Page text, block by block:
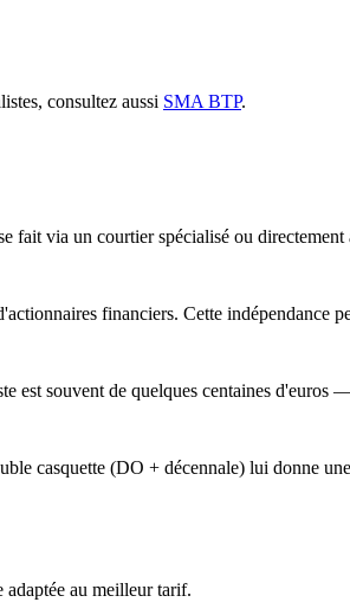
consultez aussi SMA BTP.
fait via un courtier spécialisé ou directement
financiers. Cette indépendance
est souvent de quelques centaines d'euros
casquette (DO + décennale) lui donne
adaptée au meilleur tarif.